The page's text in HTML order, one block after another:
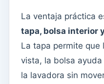
La ventaja práctica
tapa, bolsa interior
La tapa permite que
vista, la bolsa
la lavadora sin